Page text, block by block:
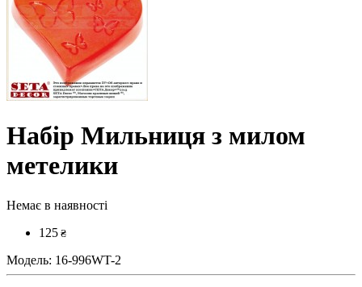
Набір Мильниця з милом
метелики
Немає в наявності
125 ₴
Модель: 16-996WT-2